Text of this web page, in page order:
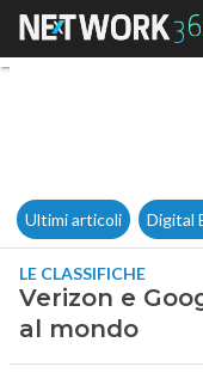
Ultimi articoli Digital
LE CLASSIFICHE
Verizon e
al mondo